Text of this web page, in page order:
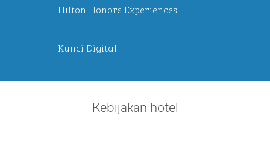
Hilton Honors Experiences
Kunci Digital
Kebijakan hotel